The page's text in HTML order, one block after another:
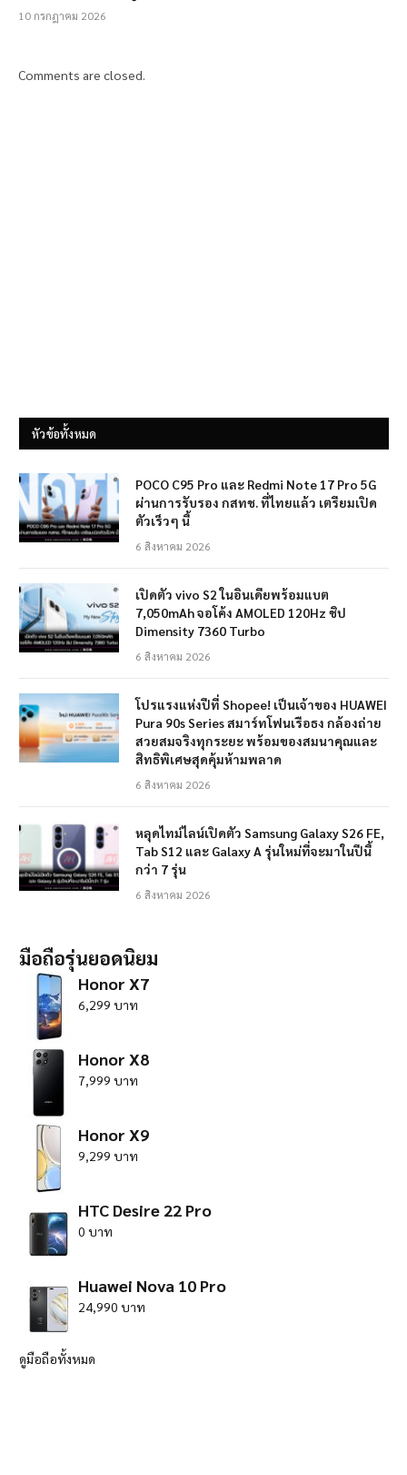
10 กรกฎาคม 2026
Comments are closed.
หัวข้อทั้งหมด
POCO C95 Pro และ Redmi Note 17 Pro 5G
ผ่านการรับรอง กสทช. ที่ไทยแล้ว เตรียมเปิด
ตัวเร็วๆ นี้
6 สิงหาคม 2026
เปิดตัว vivo S2 ในอินเดียพร้อมแบต
7,050mAh จอโค้ง AMOLED 120Hz ชิป
Dimensity 7360 Turbo
6 สิงหาคม 2026
โปรแรงแห่งปีที่ Shopee! เป็นเจ้าของ HUAWEI
Pura 90s Series สมาร์ทโฟนเรือธง กล้องถ่าย
สวยสมจริงทุกระยะ พร้อมของสมนาคุณและ
สิทธิพิเศษสุดคุ้มห้ามพลาด
6 สิงหาคม 2026
หลุดไทม์ไลน์เปิดตัว Samsung Galaxy S26 FE,
Tab S12 และ Galaxy A รุ่นใหม่ที่จะมาในปีนี้
กว่า 7 รุ่น
6 สิงหาคม 2026
มือถือรุ่นยอดนิยม
Honor X7
6,299 บาท
Honor X8
7,999 บาท
Honor X9
9,299 บาท
HTC Desire 22 Pro
0 บาท
Huawei Nova 10 Pro
24,990 บาท
ดูมือถือทั้งหมด